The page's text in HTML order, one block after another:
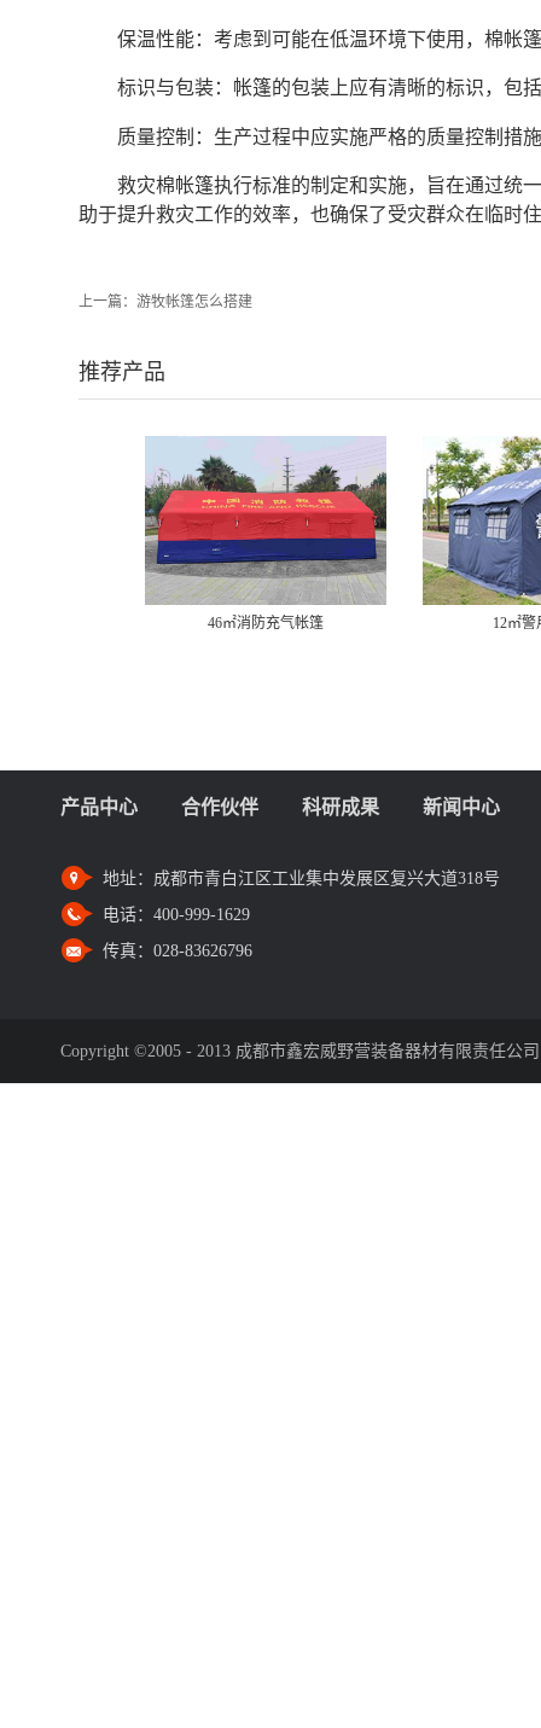
保温性能：考虑到可能在低温环境下使用，棉帐
标识与包装：帐篷的包装上应有清晰的标识，包
质量控制：生产过程中应实施严格的质量控制措
救灾棉帐篷执行标准的制定和实施，旨在通过统
助于提升救灾工作的效率，也确保了受灾群众在临时
上一篇： 游牧帐篷怎么搭建
推荐产品
46㎡消防充气帐篷 12㎡
产品中心 合作伙伴 科研成果 新闻中心
地址： 成都市青白江区工业集中发展区复兴大道318号
电话： 400-999-1629
传真： 028-83626796
Copyright ©2005 - 2013 成都市鑫宏威野营装备器材有限责任公司